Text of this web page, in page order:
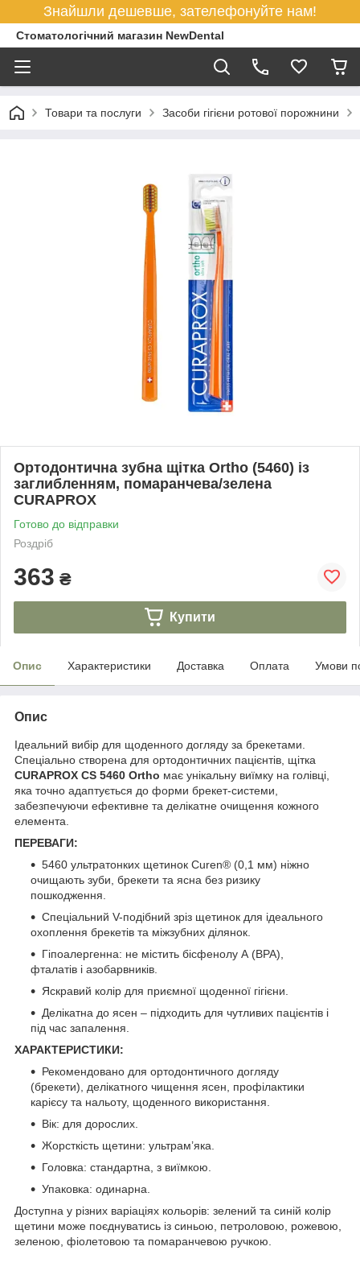
Знайшли дешевше, зателефонуйте нам!
Стоматологічний магазин NewDental
Товари та послуги Засоби гігієни ротової порожнини
Ортодонтична зубна щітка Ortho (5460) із
заглибленням, помаранчева/зелена
CURAPROX
Готово до відправки
Роздріб
363 ₴
Купити
Опис Характеристики Доставка Оплата Умови
Опис
Ідеальний вибір для щоденного догляду за брекетами.
Спеціально створена для ортодонтичних пацієнтів, щітка
CURAPROX CS 5460 Ortho має унікальну виїмку на голівці,
яка точно адаптується до форми брекет-системи,
забезпечуючи ефективне та делікатне очищення кожного
елемента.
ПЕРЕВАГИ:
5460 ультратонких щетинок Curen® (0,1 мм) ніжно
очищають зуби, брекети та ясна без ризику
пошкодження.
Спеціальний V-подібний зріз щетинок для ідеального
охоплення брекетів та міжзубних ділянок.
Гіпоалергенна: не містить бісфенолу А (BPA),
фталатів і азобарвників.
Яскравий колір для приємної щоденної гігієни.
Делікатна до ясен – підходить для чутливих пацієнтів і
під час запалення.
ХАРАКТЕРИСТИКИ:
Рекомендовано для ортодонтичного догляду
(брекети), делікатного чищення ясен, профілактики
карієсу та нальоту, щоденного використання.
Вік: для дорослих.
Жорсткість щетини: ультрам’яка.
Головка: стандартна, з виїмкою.
Упаковка: одинарна.
Доступна у різних варіаціях кольорів: зелений та синій колір
щетини може поєднуватись із синьою, петроловою, рожевою,
зеленою, фіолетовою та помаранчевою ручкою.